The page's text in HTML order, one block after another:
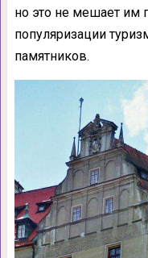
но это не мешает им
популяризации
памятников.